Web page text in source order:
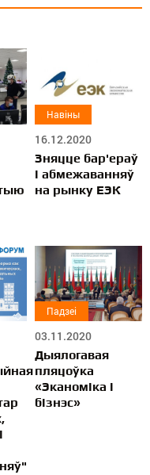
Навіны
16.12.2020
Зняцце бар'ераў
і абмежаванняў
на рынку ЕЭК
Падзеі
03.11.2020
Дыялогавая
пляцоўка
«Эканоміка і
бізнэс»